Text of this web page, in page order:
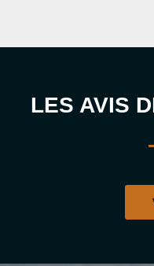
LES AVIS